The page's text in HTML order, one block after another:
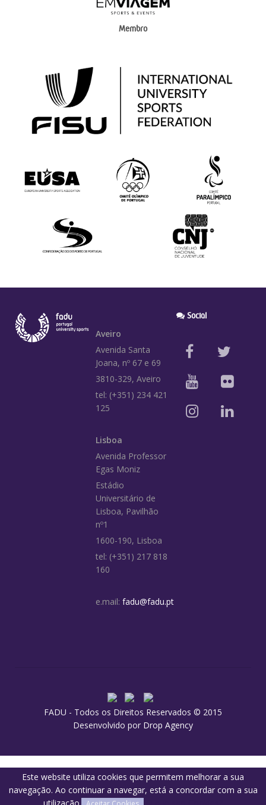
Membro
Aveiro
Avenida Santa
Joana, nº 67 e 69
3810-329, Aveiro
tel: (+351) 234 421
125
Lisboa
Avenida Professor
Egas Moniz
Estádio
Universitário de
Lisboa, Pavilhão
nº1
1600-190, Lisboa
tel: (+351) 217 818
160
e.mail: fadu@fadu.pt
Social
FADU - Todos os Direitos Reservados © 2015
Desenvolvido por Drop Agency
Este website utiliza cookies que permitem melhorar a sua
navegação. Ao continuar a navegar, está a concordar com a sua